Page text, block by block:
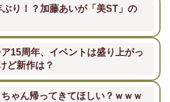
ぶり！？加藤あいが「美ST」の
ア15周年、イベントは盛り上がっ
ど新作は？
ちゃん帰ってきてほしい？ｗｗｗ